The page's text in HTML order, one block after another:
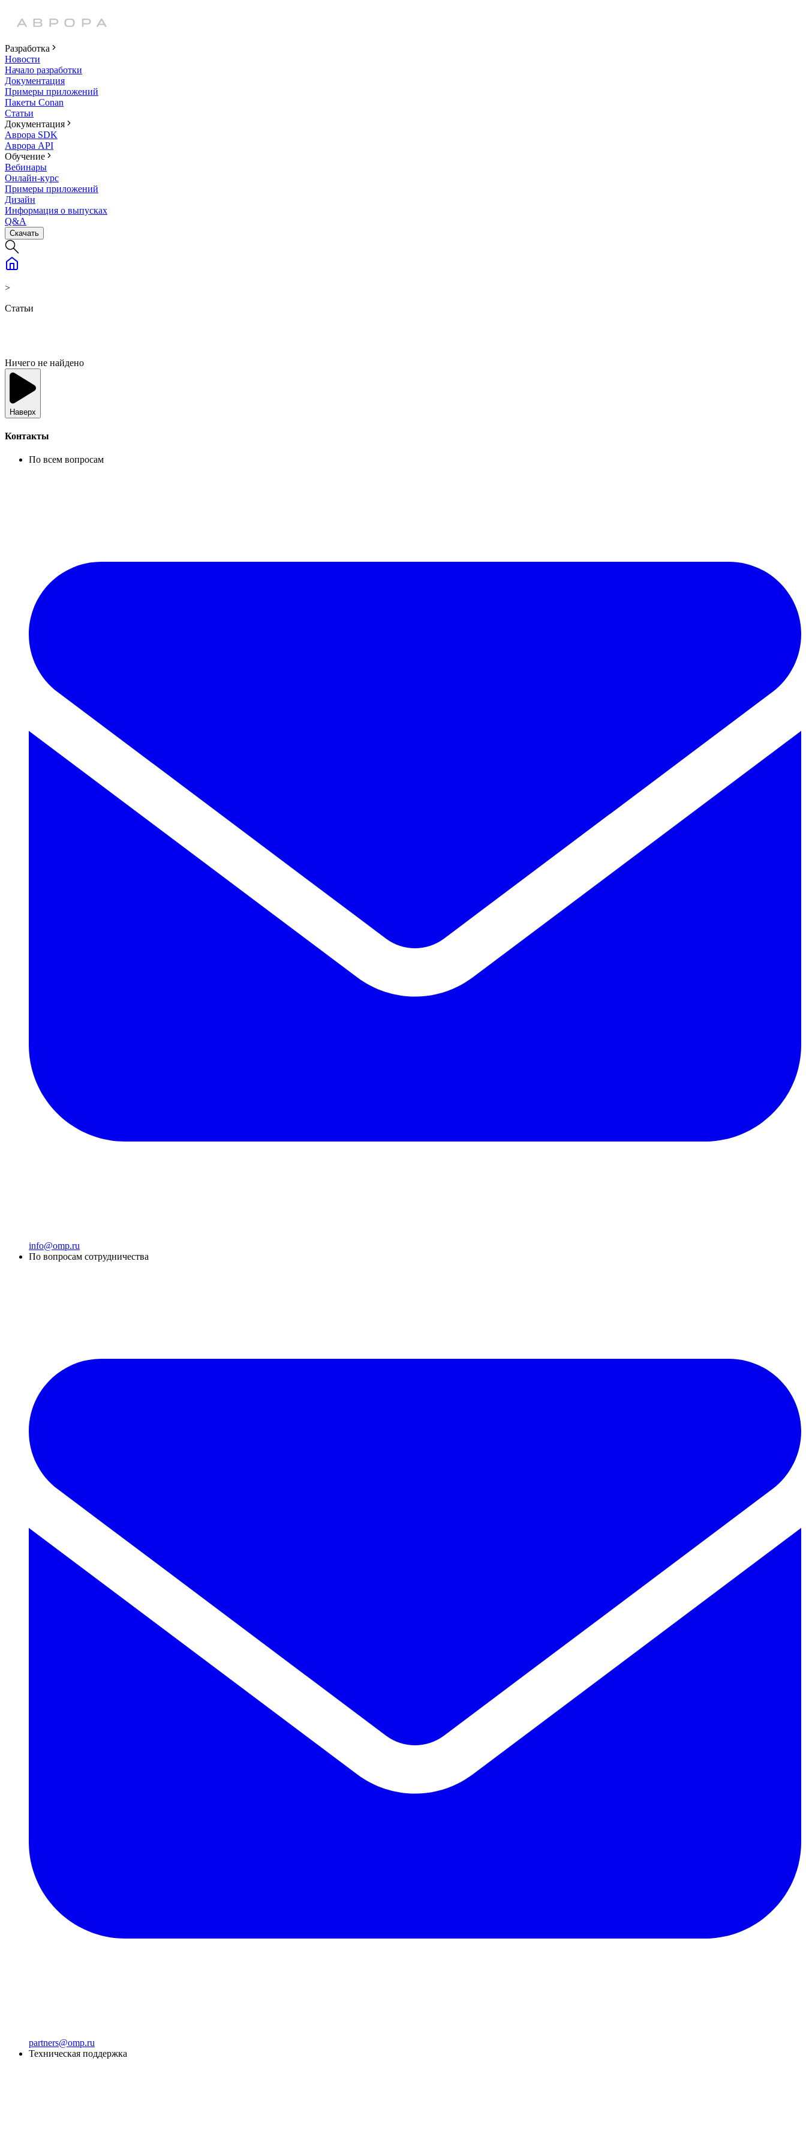
Разработка
Новости
Начало разработки
Документация
Примеры приложений
Пакеты Conan
Статьи
Документация
Аврора SDK
Аврора API
Обучение
Вебинары
Онлайн-курс
Примеры приложений
Дизайн
Информация о выпусках
Q&A
Скачать
>
Статьи
Ничего не найдено
Наверх
Контакты
По всем вопросам
info@omp.ru
По вопросам сотрудничества
partners@omp.ru
Техническая поддержка